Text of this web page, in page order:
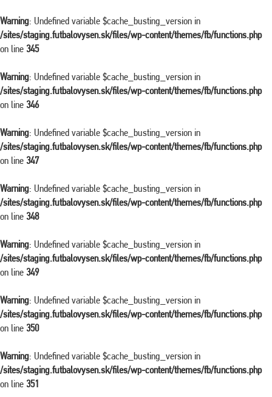
Warning: Undefined variable $cache_busting_version in
/sites/staging.futbalovysen.sk/files/wp-content/themes/fb/functions.php
on line 345
Warning: Undefined variable $cache_busting_version in
/sites/staging.futbalovysen.sk/files/wp-content/themes/fb/functions.php
on line 346
Warning: Undefined variable $cache_busting_version in
/sites/staging.futbalovysen.sk/files/wp-content/themes/fb/functions.php
on line 347
Warning: Undefined variable $cache_busting_version in
/sites/staging.futbalovysen.sk/files/wp-content/themes/fb/functions.php
on line 348
Warning: Undefined variable $cache_busting_version in
/sites/staging.futbalovysen.sk/files/wp-content/themes/fb/functions.php
on line 349
Warning: Undefined variable $cache_busting_version in
/sites/staging.futbalovysen.sk/files/wp-content/themes/fb/functions.php
on line 350
Warning: Undefined variable $cache_busting_version in
/sites/staging.futbalovysen.sk/files/wp-content/themes/fb/functions.php
on line 351